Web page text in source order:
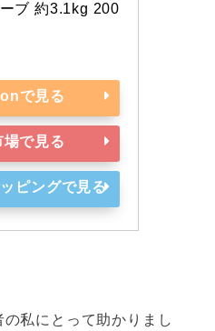
ブ 約3.1kg 200
で見る
場で見る
ピングで見る
私にとって助かりまし